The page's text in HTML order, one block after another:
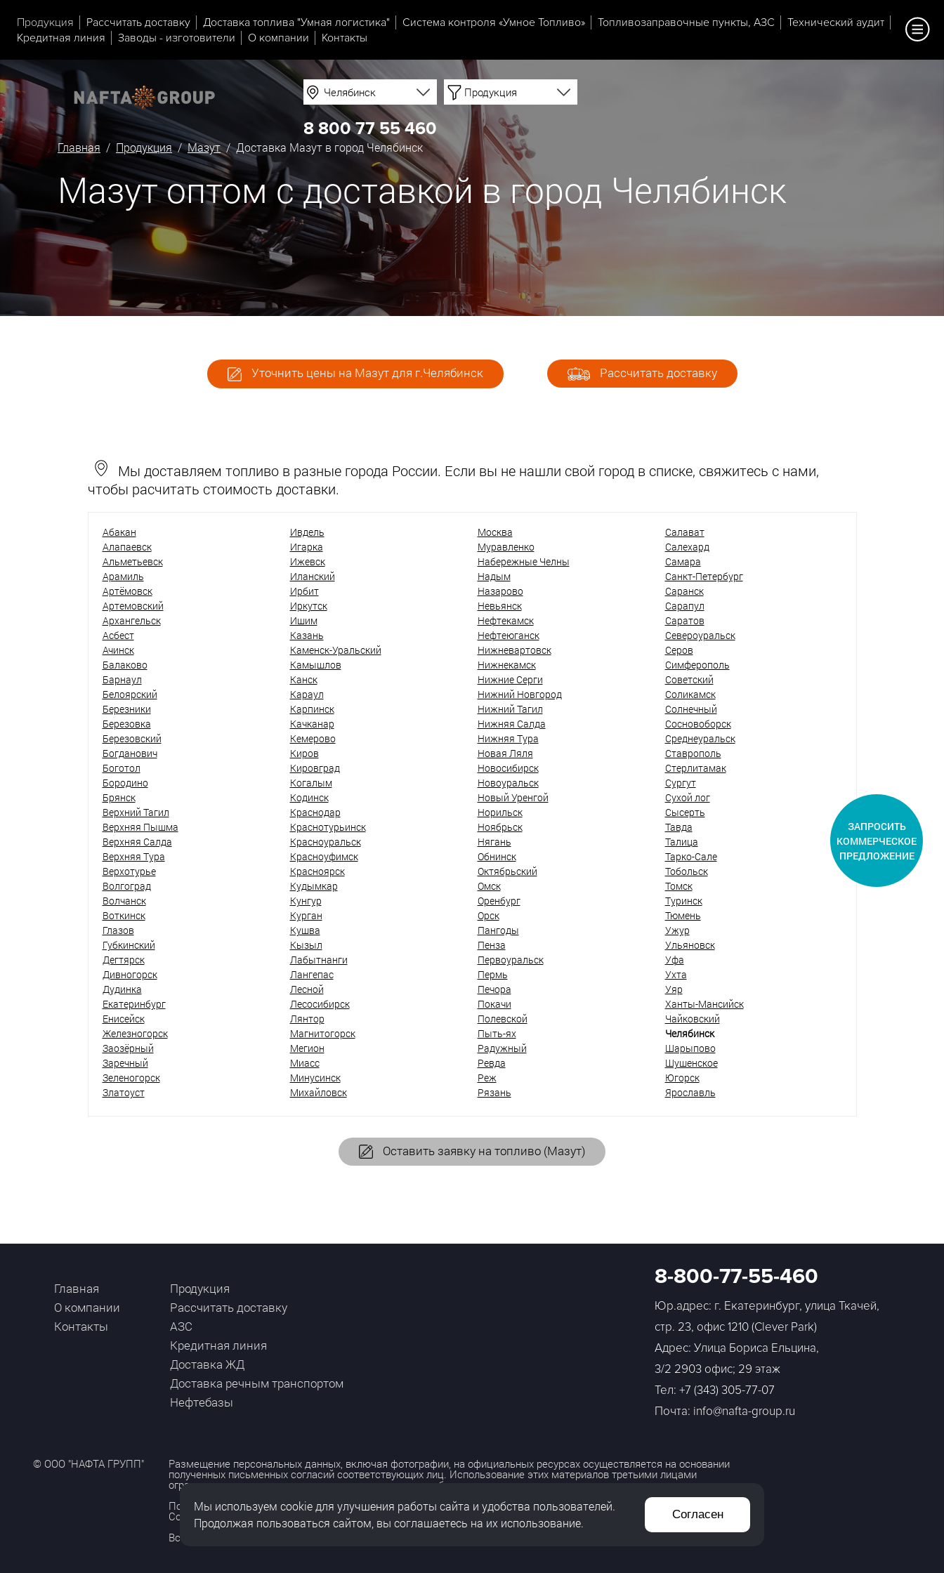
Продукция Рассчитать доставку Доставка топлива "Умная логистика" Система контроля «Умное Топливо» Топливозаправочные пункты, АЗС
Технический аудит
Кредитная линия
Заводы - изготовители О компании Контакты
Челябинск Продукция
8 800 77 55 460
Главная / Продукция/Мазут/ Доставка Мазут в город Челябинск
Мазут оптом с доставкой в город Челябинск
Уточнить цены на Мазут для г.Челябинск Рассчитать доставку
Мы доставляем топливо в разные города России. Если вы не нашли свой город в списке, свяжитесь с нами,
чтобы расчитать стоимость доставки.
Абакан
Алапаевск
Альметьевск
Арамиль
Артёмовск
Артемовский
Архангельск
Асбест
Ачинск
Балаково
Барнаул
Белоярский
Березники
Березовка
Березовский
Богданович
Боготол
Бородино
Брянск
Верхний Тагил
Верхняя Пышма
Верхняя Салда
Верхняя Тура
Верхотурье
Волгоград
Волчанск
Воткинск
Глазов
Губкинский
Дегтярск
Дивногорск
Дудинка
Екатеринбург
Енисейск
Железногорск
Заозёрный
Заречный
Зеленогорск
Златоуст
Ивдель
Игарка
Ижевск
Иланский
Ирбит
Иркутск
Ишим
Казань
Каменск-Уральский
Камышлов
Канск
Караул
Карпинск
Качканар
Кемерово
Киров
Кировград
Когалым
Кодинск
Краснодар
Краснотурьинск
Красноуральск
Красноуфимск
Красноярск
Кудымкар
Кунгур
Курган
Кушва
Кызыл
Лабытнанги
Лангепас
Лесной
Лесосибирск
Лянтор
Магнитогорск
Мегион
Миасс
Минусинск
Михайловск
Москва
Муравленко
Набережные Челны
Надым
Назарово
Невьянск
Нефтекамск
Нефтеюганск
Нижневартовск
Нижнекамск
Нижние Серги
Нижний Новгород
Нижний Тагил
Нижняя Салда
Нижняя Тура
Новая Ляля
Новосибирск
Новоуральск
Новый Уренгой
Норильск
Ноябрьск
Нягань
Обнинск
Октябрьский
Омск
Оренбург
Орск
Пангоды
Пенза
Первоуральск
Пермь
Печора
Покачи
Полевской
Пыть-ях
Радужный
Ревда
Реж
Рязань
Салават
Салехард
Самара
Санкт-Петербург
Саранск
Сарапул
Саратов
Североуральск
Серов
Симферополь
Советский
Соликамск
Солнечный
Сосновоборск
Среднеуральск
Ставрополь
Стерлитамак
Сургут
Сухой лог
Сысерть
Тавда
Талица
Тарко-Сале
Тобольск
Томск
Туринск
Тюмень
Ужур
Ульяновск
Уфа
Ухта
Уяр
Ханты-Мансийск
Чайковский
Челябинск
Шарыпово
Шушенское
Югорск
Ярославль
Оставить заявку на топливо (Мазут)
Главная
О компании
Контакты
Продукция
Рассчитать доставку
АЗС
Кредитная линия
Доставка ЖД
Доставка речным транспортом
Нефтебазы
8-800-77-55-460
Юр.адрес: г. Екатеринбург, улица Ткачей,
стр. 23, офис 1210 (Clever Park)
Адрес: Улица Бориса Ельцина,
3/2 2903 офис; 29 этаж
Тел: +7 (343) 305-77-07
Почта: info@nafta-group.ru
© ООО "НАФТА ГРУПП" Размещение персональных данных, включая фотографии, на официальных ресурсах осуществляется на основании
полученных письменных согласий соответствующих лиц. Использование этих материалов третьими лицами
ограничено и допускается только с разрешения правообладателя.
Политика обработки персональных данных
Согласие на обработку персональных данных
Все права защищены
ЗАПРОСИТЬ
КОММЕРЧЕСКОЕ
ПРЕДЛОЖЕНИЕ
Мы используем cookie для улучшения работы сайта и удобства пользователей.
Продолжая пользоваться сайтом, вы соглашаетесь на их использование.
Согласен